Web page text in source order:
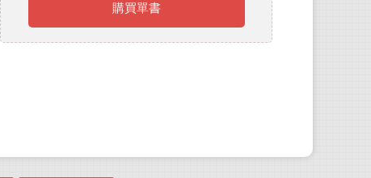
購買單書